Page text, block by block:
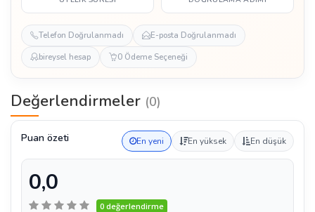
Telefon Doğrulanmadı
E-posta Doğrulanmadı
bireysel hesap
0 Ödeme Seçeneği
Değerlendirmeler (0)
Puan özeti En yeni En yüksek En düşük
0,0
0 değerlendirme